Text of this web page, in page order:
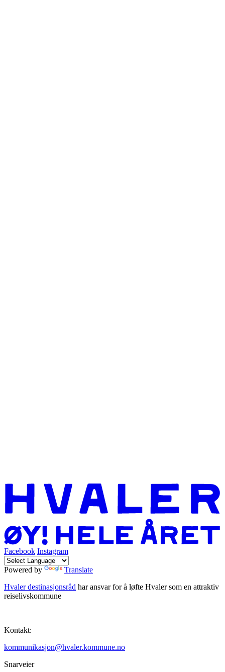
Facebook Instagram
Powered by
Translate
Hvaler destinasjonsråd har ansvar for å løfte Hvaler som en attraktiv
reiselivskommune
Kontakt:
kommunikasjon@hvaler.kommune.no
Snarveier